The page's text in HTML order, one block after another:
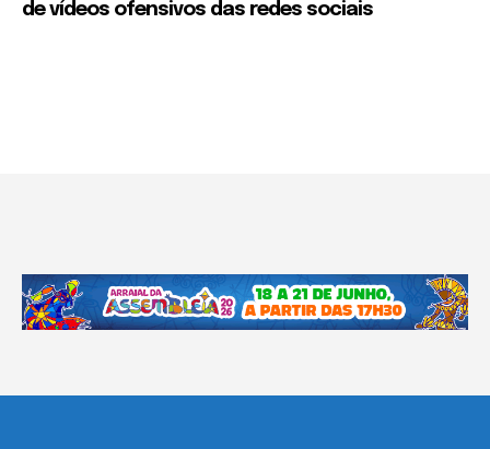
de vídeos ofensivos das redes sociais